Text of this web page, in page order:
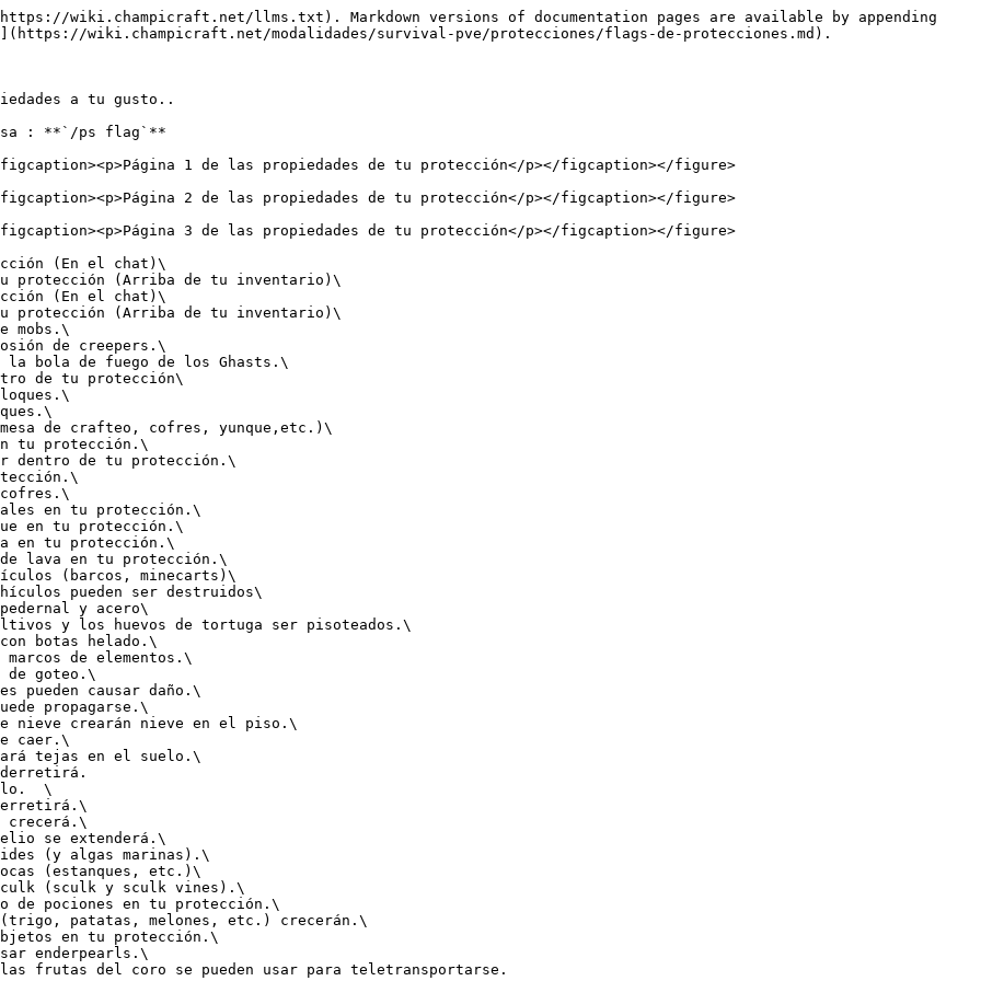
wiki.champicraft.net/llms.txt). Markdown versions of documentation pages are available by appending
wiki.champicraft.net/modalidades/survival-pve/protecciones/flags-de-protecciones.md).
a tu gusto..
usa : **`/ps flag`**
1 de las propiedades de tu protección</p></figcaption></figure>
2 de las propiedades de tu protección</p></figcaption></figure>
3 de las propiedades de tu protección</p></figcaption></figure>
(En el chat)\
tu protección (Arriba de tu inventario)\
(En el chat)\
tu protección (Arriba de tu inventario)\
mobs.\
de creepers.\
la bola de fuego de los Ghasts.\
de tu protección\
de crafteo, cofres, yunque,etc.)\
tu protección.\
dentro de tu protección.\
cofres.\
en tu protección.\
en tu protección.\
en tu protección.\
lava en tu protección.\
(barcos, minecarts)\
pueden ser destruidos\
y acero\
y los huevos de tortuga ser pisoteados.\
botas helado.\
de elementos.\
de goteo.\
pueden causar daño.\
propagarse.\
de nieve crearán nieve en el piso.\
caer.\
tejas en el suelo.\
derretirá.
\
crecerá.\
se extenderá.\
(y algas marinas).\
(estanques, etc.)\
sculk (sculk y sculk vines).\
de pociones en tu protección.\
patatas, melones, etc.) crecerán.\
en tu protección.\
enderpearls.\
las frutas del coro se pueden usar para teletransportarse.